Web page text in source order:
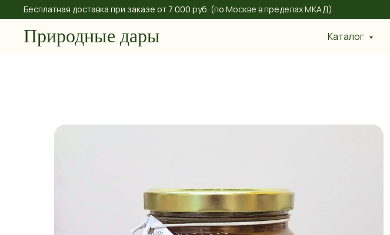
Бесплатная доставка при заказе от 7 000 руб. (по Москве в пределах МКАД)
Природные дары Каталог